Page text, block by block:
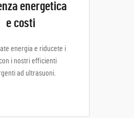
energetica
e costi
energia e riducete i
i nostri efficienti
ad ultrasuoni.